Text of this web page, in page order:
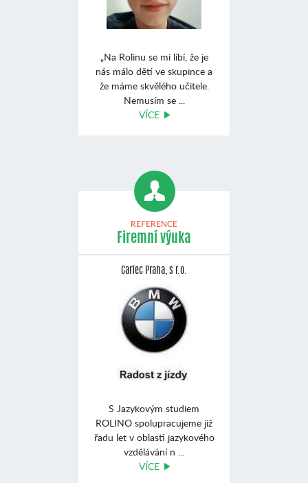
„Na Rolinu se mi líbí, že je
nás málo dětí ve skupince a
že máme skvělého učitele.
Nemusím se ...
VÍCE
REFERENCE
Firemní výuka
CarTec Praha, s r.o.
S Jazykovým studiem
ROLINO spolupracujeme již
řadu let v oblasti jazykového
vzdělávání n ...
VÍCE